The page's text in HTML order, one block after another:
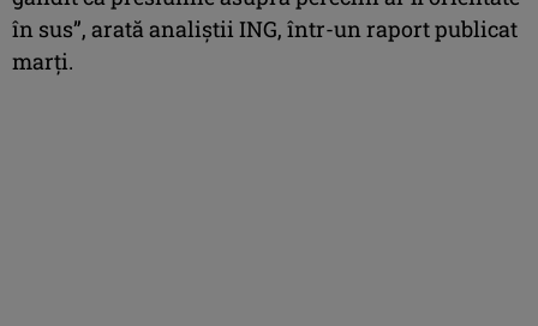
în sus”, arată analiştii ING, într-un raport publicat
marţi.